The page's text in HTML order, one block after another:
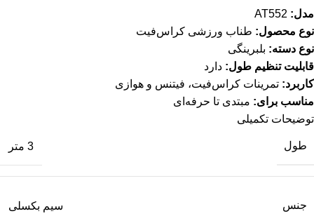
مدل:
نوع محصول: طناب ورزشی کراس‌فیت
نوع دسته: بلبرینگی
قابلیت تنظیم طول: دارد
کاربرد: تمرینات کراس‌فیت، فیتنس و هوازی
مناسب برای: مبتدی تا حرفه‌ای
توضیحات تکمیلی
طول 3 متر
جنس سیم بکسلی